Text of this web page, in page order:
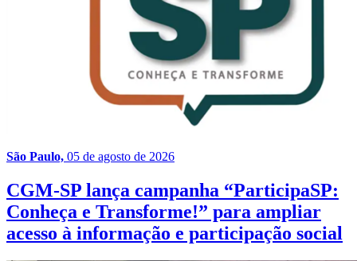
São Paulo, 05 de agosto de 2026
CGM-SP lança campanha “ParticipaSP:
Conheça e Transforme!” para ampliar
acesso à informação e participação social